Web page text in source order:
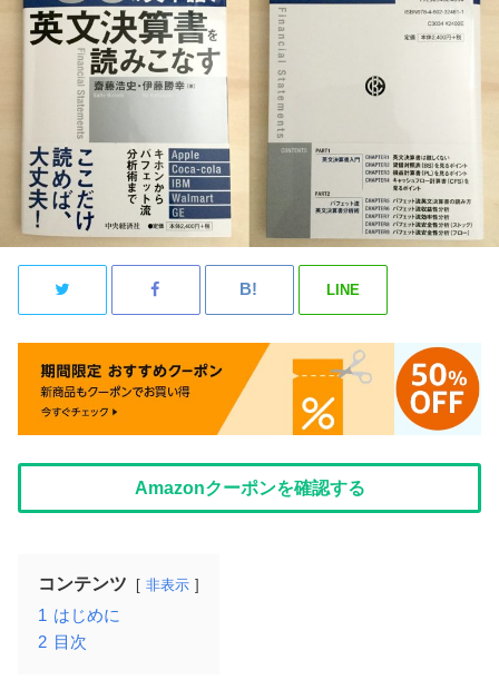
LINE
Amazonクーポンを確認する
コンテンツ 非表示
1 はじめに
2 目次